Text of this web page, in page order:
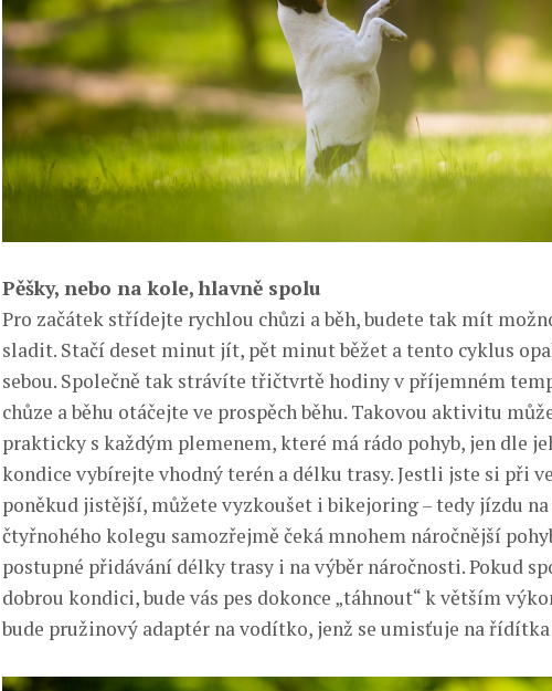
Pěšky, nebo na kole, hlavně spolu
Pro začátek střídejte rychlou chůzi a běh, budete tak mít
sladit. Stačí deset minut jít, pět minut běžet a tento cyklus
sebou. Společně tak strávíte třičtvrtě hodiny v příjemném
chůze a běhu otáčejte ve prospěch běhu. Takovou aktivitu
prakticky s každým plemenem, které má rádo pohyb, jen dle
kondice vybírejte vhodný terén a délku trasy. Jestli jste si při
poněkud jistější, můžete vyzkoušet i bikejoring – tedy jízdu na
čtyřnohého kolegu samozřejmě čeká mnohem náročnější
postupné přidávání délky trasy i na výběr náročnosti. Pokud
dobrou kondici, bude vás pes dokonce „táhnout“ k větším
bude pružinový adaptér na vodítko, jenž se umisťuje na